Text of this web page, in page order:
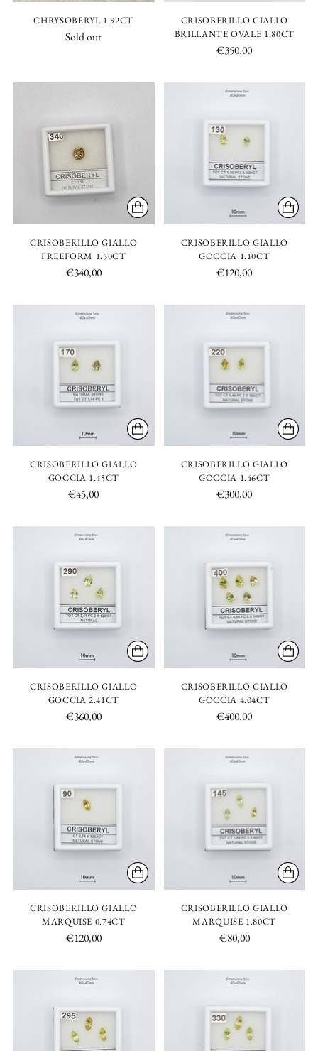
CHRYSOBERYL 1.92CT
Sold out
CRISOBERILLO GIALLO
BRILLANTE OVALE 1,80CT
€350,00
CRISOBERILLO GIALLO
FREEFORM 1.50CT
€340,00
CRISOBERILLO GIALLO
GOCCIA 1.10CT
€120,00
CRISOBERILLO GIALLO
GOCCIA 1.45CT
€45,00
CRISOBERILLO GIALLO
GOCCIA 1.46CT
€300,00
CRISOBERILLO GIALLO
GOCCIA 2.41CT
€360,00
CRISOBERILLO GIALLO
GOCCIA 4.04CT
€400,00
CRISOBERILLO GIALLO
MARQUISE 0.74CT
€120,00
CRISOBERILLO GIALLO
MARQUISE 1.80CT
€80,00